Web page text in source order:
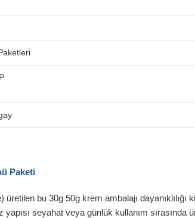
Paketi
bu 30g 50g krem ambalajı
yapısı seyahat veya günlük kullanım